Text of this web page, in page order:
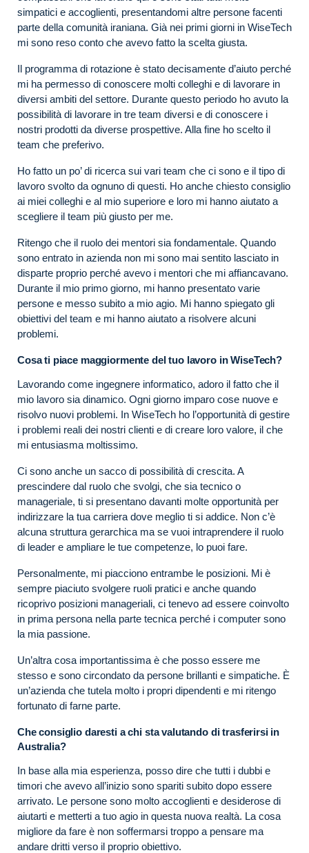
simpatici e accoglienti, presentandomi altre persone facenti
parte della comunità iraniana. Già nei primi giorni in WiseTech
mi sono reso conto che avevo fatto la scelta giusta.
Il programma di rotazione è stato decisamente d’aiuto perché
mi ha permesso di conoscere molti colleghi e di lavorare in
diversi ambiti del settore. Durante questo periodo ho avuto la
possibilità di lavorare in tre team diversi e di conoscere i
nostri prodotti da diverse prospettive. Alla fine ho scelto il
team che preferivo.
Ho fatto un po’ di ricerca sui vari team che ci sono e il tipo di
lavoro svolto da ognuno di questi. Ho anche chiesto consiglio
ai miei colleghi e al mio superiore e loro mi hanno aiutato a
scegliere il team più giusto per me.
Ritengo che il ruolo dei mentori sia fondamentale. Quando
sono entrato in azienda non mi sono mai sentito lasciato in
disparte proprio perché avevo i mentori che mi affiancavano.
Durante il mio primo giorno, mi hanno presentato varie
persone e messo subito a mio agio. Mi hanno spiegato gli
obiettivi del team e mi hanno aiutato a risolvere alcuni
problemi.
Cosa ti piace maggiormente del tuo lavoro in WiseTech?
Lavorando come ingegnere informatico, adoro il fatto che il
mio lavoro sia dinamico. Ogni giorno imparo cose nuove e
risolvo nuovi problemi. In WiseTech ho l’opportunità di gestire
i problemi reali dei nostri clienti e di creare loro valore, il che
mi entusiasma moltissimo.
Ci sono anche un sacco di possibilità di crescita. A
prescindere dal ruolo che svolgi, che sia tecnico o
manageriale, ti si presentano davanti molte opportunità per
indirizzare la tua carriera dove meglio ti si addice. Non c’è
alcuna struttura gerarchica ma se vuoi intraprendere il ruolo
di leader e ampliare le tue competenze, lo puoi fare.
Personalmente, mi piacciono entrambe le posizioni. Mi è
sempre piaciuto svolgere ruoli pratici e anche quando
ricoprivo posizioni manageriali, ci tenevo ad essere coinvolto
in prima persona nella parte tecnica perché i computer sono
la mia passione.
Un’altra cosa importantissima è che posso essere me
stesso e sono circondato da persone brillanti e simpatiche. È
un’azienda che tutela molto i propri dipendenti e mi ritengo
fortunato di farne parte.
Che consiglio daresti a chi sta valutando di trasferirsi in
Australia?
In base alla mia esperienza, posso dire che tutti i dubbi e
timori che avevo all’inizio sono spariti subito dopo essere
arrivato. Le persone sono molto accoglienti e desiderose di
aiutarti e metterti a tuo agio in questa nuova realtà. La cosa
migliore da fare è non soffermarsi troppo a pensare ma
andare dritti verso il proprio obiettivo.